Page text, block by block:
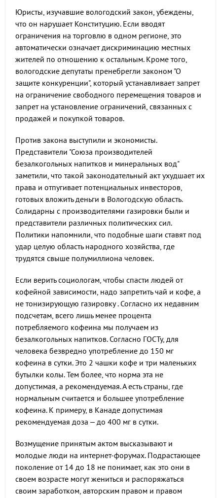
Юристы, изучавшие вологодский закон, убеждены,
что он нарушает Конституцию. Если вводят
ограничения на торговлю в одном регионе, это
автоматически означает дискриминацию местных
жителей по отношению к остальным. Кроме того,
вологодские депутаты пренебрегли законом "О
защите конкуренции", который устанавливает запрет
на ограничение свободного перемещения товаров и
запрет на установление ограничений, связанных с
продажей и покупкой товаров.
Против закона выступили и экономисты.
Представители "Союза производителей
безалкогольных напитков и минеральных вод"
заметили, что такой законодательный акт ухудшает их
права и отпугивает потенциальных инвесторов,
готовых вложить деньги в Вологодскую область.
Солидарны с производителями газировки были и
представители различных политических сил.
Политики напомнили, что подобные шаги ставят под
удар целую область народного хозяйства, где
трудятся свыше полумиллиона человек.
Если верить социологам, чтобы спасти людей от
кофейной зависимости, надо запретить чай и кофе, а
не тонизирующую газировку . Согласно их недавним
подсчетам, всего лишь менее процента
потребляемого кофеина мы получаем из
безалкогольных напитков. Согласно ГОСТу, для
человека безвредно употребление до 150 мг
кофеина в сутки. Это 2 чашки кофе и три маленьких
бутылки колы. Тем более, что норма эта не
допустимая, а рекомендуемая. А есть страны, где
нормальным считается и большее употребление
кофеина. К примеру, в Канаде допустимая
рекомендуемая доза – до 400 мг в сутки.
Возмущение принятым актом высказывают и
молодые люди на интернет-форумах. Подрастающее
поколение от 14 до 18 не понимает, как это они в
своем возрасте могут жениться и распоряжаться
своим заработком, авторским правом и правом